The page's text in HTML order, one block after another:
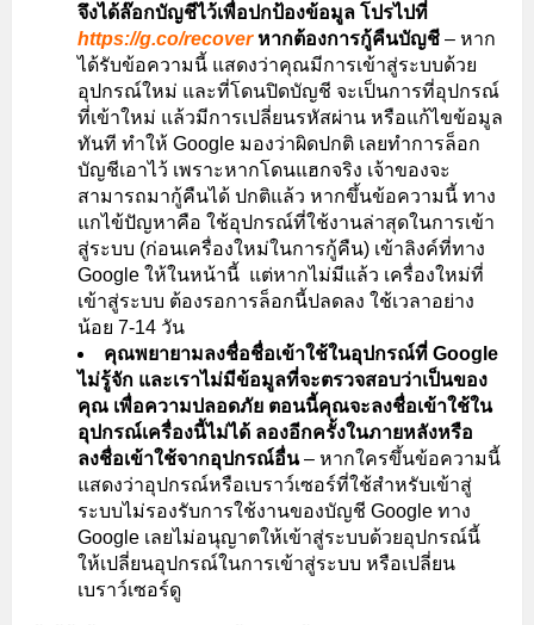
จึงได้ล๊อกบัญชีไว้เพื่อปกป้องข้อมูล โปรไปที่
https://g.co/recoverหากต้องการกู้คืนบัญชี – หาก
ได้รับข้อความนี้ แสดงว่าคุณมีการเข้าสู่ระบบด้วย
อุปกรณ์ใหม่ และที่โดนปิดบัญชี จะเป็นการที่อุปกรณ์
ที่เข้าใหม่ แล้วมีการเปลี่ยนรหัสผ่าน หรือแก้ไขข้อมูล
ทันที ทำให้ Google มองว่าผิดปกติ เลยทำการล็อก
บัญชีเอาไว้ เพราะหากโดนแฮกจริง เจ้าของจะ
สามารถมากู้คืนได้ ปกติแล้ว หากขึ้นข้อความนี้ ทาง
แกไข้ปัญหาคือ ใช้อุปกรณ์ที่ใช้งานล่าสุดในการเข้า
สู่ระบบ (ก่อนเครื่องใหม่ในการกู้คืน) เข้าลิงค์ที่ทาง
Google ให้ในหน้านี้ แต่หากไม่มีแล้ว เครื่องใหม่ที่
เข้าสู่ระบบ ต้องรอการล็อกนี้ปลดลง ใช้เวลาอย่าง
น้อย 7-14 วัน
คุณพยายามลงชื่อชื่อเข้าใช้ในอุปกรณ์ที่ Google
ไม่รู้จัก และเราไม่มีข้อมูลที่จะตรวจสอบว่าเป็นของ
คุณ เพื่อความปลอดภัย ตอนนี้คุณจะลงชื่อเข้าใช้ใน
อุปกรณ์เครื่องนี้ไม่ได้ ลองอีกครั้งในภายหลังหรือ
ลงชื่อเข้าใช้จากอุปกรณ์อื่น– หากใครขึ้นข้อความนี้
แสดงว่าอุปกรณ์หรือเบราว์เซอร์ที่ใช้สำหรับเข้าสู่
ระบบไม่รองรับการใช้งานของบัญชี Google ทาง
Google เลยไม่อนุญาตให้เข้าสู่ระบบด้วยอุปกรณ์นี้
ให้เปลี่ยนอุปกรณ์ในการเข้าสู่ระบบ หรือเปลี่ยน
เบราว์เซอร์ดู